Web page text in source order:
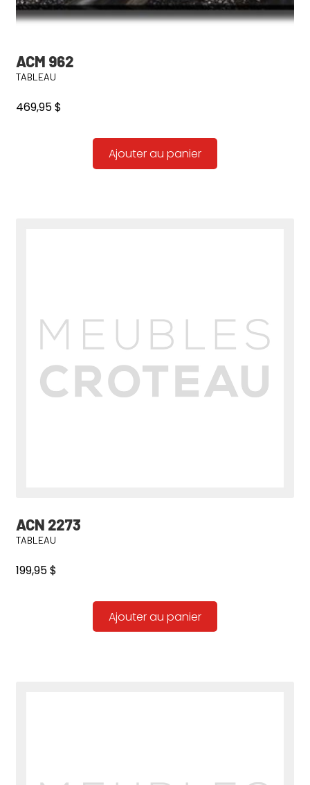
ACM 962
TABLEAU
469,95$
Ajouter au panier
ACN 2273
TABLEAU
199,95$
Ajouter au panier